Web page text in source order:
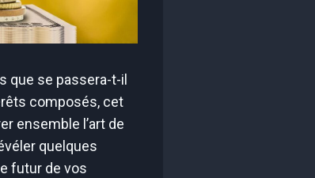
que se passera-t-il
composés, cet
ensemble l’art de
quelques
futur de vos